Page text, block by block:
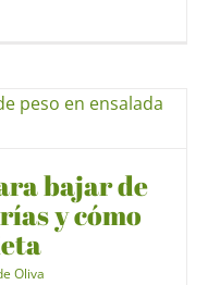
bajar de
y cómo
Oliva